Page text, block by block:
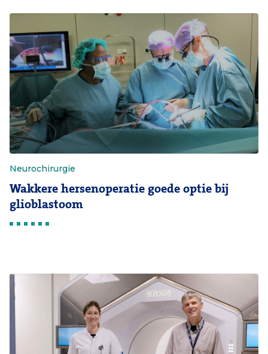
Neurochirurgie
Wakkere hersenoperatie goede optie bij
glioblastoom